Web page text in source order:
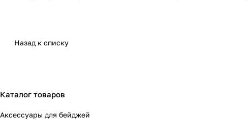
Назад к списку
Каталог товаров
Аксессуары для бейджей